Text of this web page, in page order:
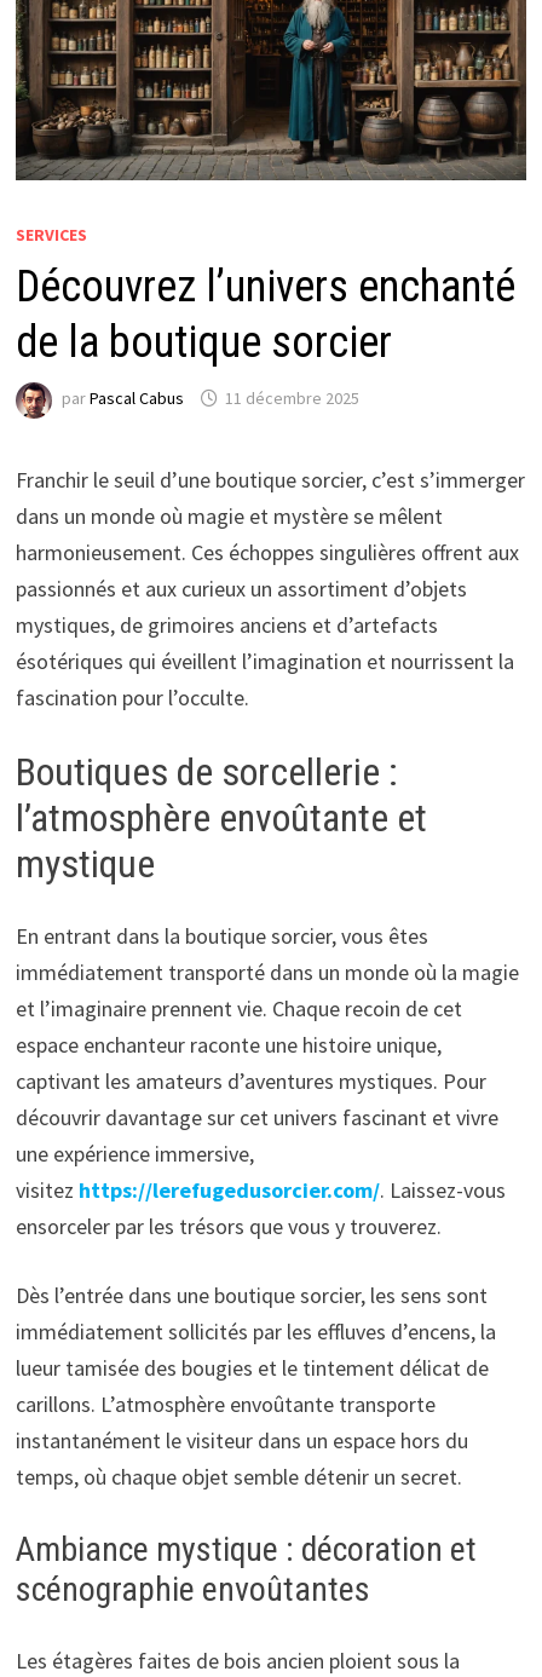
SERVICES
Découvrez l’univers enchanté
de la boutique sorcier
parPascal Cabus 11 décembre 2025
Franchir le seuil d’une boutique sorcier, c’est s’immerger
dans un monde où magie et mystère se mêlent
harmonieusement. Ces échoppes singulières offrent aux
passionnés et aux curieux un assortiment d’objets
mystiques, de grimoires anciens et d’artefacts
ésotériques qui éveillent l’imagination et nourrissent la
fascination pour l’occulte.
Boutiques de sorcellerie :
l’atmosphère envoûtante et
mystique
En entrant dans la boutique sorcier, vous êtes
immédiatement transporté dans un monde où la magie
et l’imaginaire prennent vie. Chaque recoin de cet
espace enchanteur raconte une histoire unique,
captivant les amateurs d’aventures mystiques. Pour
découvrir davantage sur cet univers fascinant et vivre
une expérience immersive,
visitez https://lerefugedusorcier.com/. Laissez-vous
ensorceler par les trésors que vous y trouverez.
Dès l’entrée dans une boutique sorcier, les sens sont
immédiatement sollicités par les effluves d’encens, la
lueur tamisée des bougies et le tintement délicat de
carillons. L’atmosphère envoûtante transporte
instantanément le visiteur dans un espace hors du
temps, où chaque objet semble détenir un secret.
Ambiance mystique : décoration et
scénographie envoûtantes
Les étagères faites de bois ancien ploient sous la